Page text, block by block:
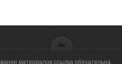
материалов ссылка обязательна